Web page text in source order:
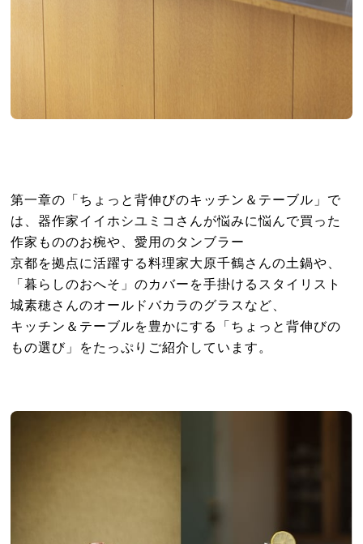
第一章の「ちょっと背伸びのキッチン＆テーブル」で
は、器作家イイホシユミコさんが悩みに悩んで買った
作家もののお椀や、愛用のタンブラー
京都を拠点に活躍する料理家大原千鶴さんの土鍋や、
「暮らしのおへそ」のカバーを手掛けるスタイリスト
城素穂さんのオールドバカラのグラスなど、
キッチン＆テーブルを豊かにする「ちょっと背伸びの
もの選び」をたっぷりご紹介しています。